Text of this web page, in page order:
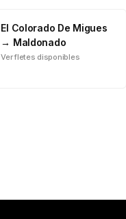
El Colorado De Migues
→ Maldonado
Ver fletes disponibles